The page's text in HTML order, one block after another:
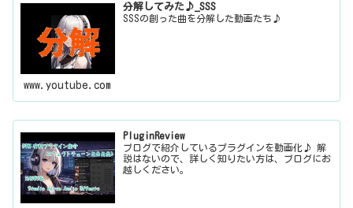
分解してみた♪_SSS
SSSの創った曲を分解した動画たち♪
www.youtube.com
PluginReview
ブログで紹介しているプラグインを動画化♪ 解
説はないので、詳しく知りたい方は、ブログにお
越しください。